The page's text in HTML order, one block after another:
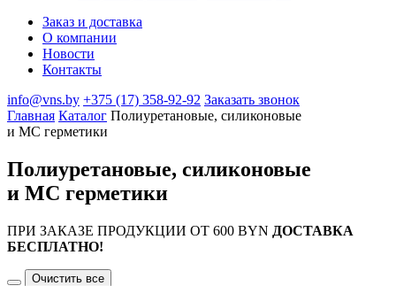
Заказ и доставка
О компании
Новости
Контакты
info@vns.by +375 (17) 358-92-92 Заказать звонок
Главная Каталог Полиуретановые, силиконовые
и МС герметики
Полиуретановые, силиконовые
и МС герметики
ПРИ ЗАКАЗЕ ПРОДУКЦИИ ОТ 600 BYN ДОСТАВКА
БЕСПЛАТНО!
Очистить все